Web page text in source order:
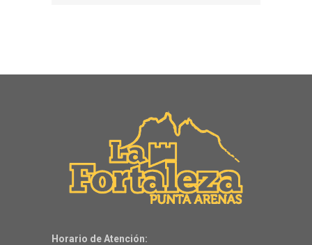
Horario de Atención: